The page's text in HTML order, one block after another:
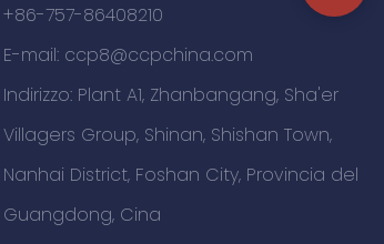
+86-757-86408210
E-mail: ccp8@ccpchina.com
Indirizzo: Plant A1, Zhanbangang, Sha'er
Villagers Group, Shinan, Shishan Town,
Nanhai District, Foshan City, Provincia del
Guangdong, Cina